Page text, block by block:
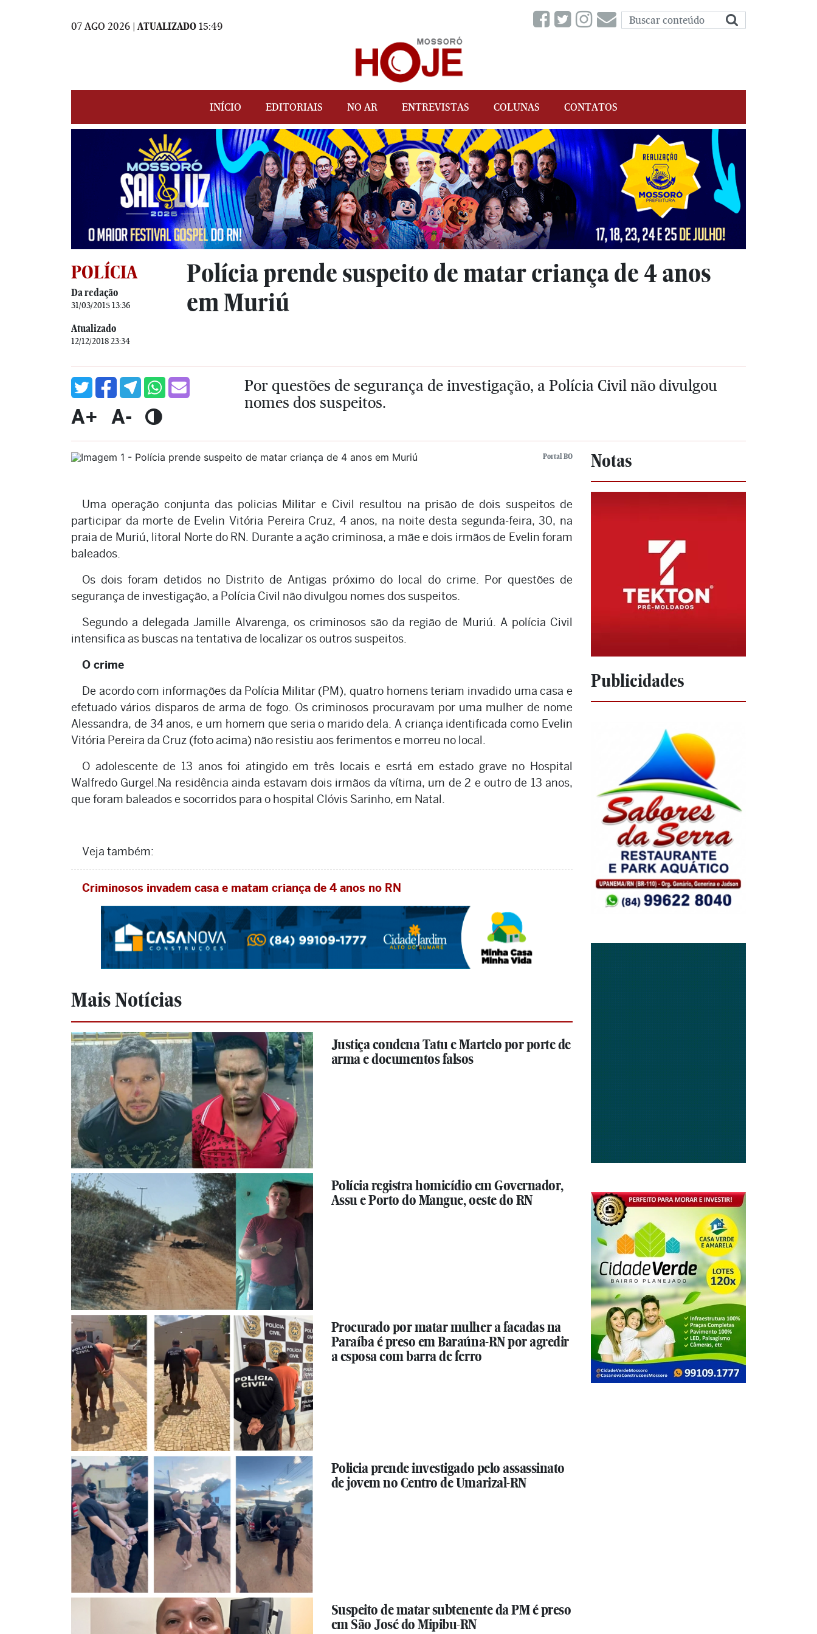
07 AGO 2026 | ATUALIZADO 15:49
INÍCIO EDITORIAIS NO AR ENTREVISTAS COLUNAS CONTATOS
POLÍCIA
Da redação
31/03/2015 13:36
Atualizado
12/12/2018 23:34
Polícia prende suspeito de matar criança de 4 anos
em Muriú
A+ A-
Por questões de segurança de investigação, a Polícia Civil não divulgou
nomes dos suspeitos.
Portal BO
Uma operação conjunta das policias Militar e Civil resultou na prisão de dois suspeitos de
participar da morte de Evelin Vitória Pereira Cruz, 4 anos, na noite desta segunda-feira, 30, na
praia de Muriú, litoral Norte do RN. Durante a ação criminosa, a mãe e dois irmãos de Evelin foram
baleados.
Os dois foram detidos no Distrito de Antigas próximo do local do crime. Por questões de
segurança de investigação, a Polícia Civil não divulgou nomes dos suspeitos.
Segundo a delegada Jamille Alvarenga, os criminosos são da região de Muriú. A polícia Civil
intensifica as buscas na tentativa de localizar os outros suspeitos.
O crime
De acordo com informações da Polícia Militar (PM), quatro homens teriam invadido uma casa e
efetuado vários disparos de arma de fogo. Os criminosos procuravam por uma mulher de nome
Alessandra, de 34 anos, e um homem que seria o marido dela. A criança identificada como Evelin
Vitória Pereira da Cruz (foto acima) não resistiu aos ferimentos e morreu no local.
O adolescente de 13 anos foi atingido em três locais e esrtá em estado grave no Hospital
Walfredo Gurgel.Na residência ainda estavam dois irmãos da vítima, um de 2 e outro de 13 anos,
que foram baleados e socorridos para o hospital Clóvis Sarinho, em Natal.
Veja também:
Criminosos invadem casa e matam criança de 4 anos no RN
Mais Notícias
Justiça condena Tatu e Martelo por porte de
arma e documentos falsos
Polícia registra homicídio em Governador,
Assu e Porto do Mangue, oeste do RN
Procurado por matar mulher a facadas na
Paraíba é preso em Baraúna-RN por agredir
a esposa com barra de ferro
Policia prende investigado pelo assassinato
de jovem no Centro de Umarizal-RN
Suspeito de matar subtenente da PM é preso
em São José do Mipibu-RN
Notas
Publicidades